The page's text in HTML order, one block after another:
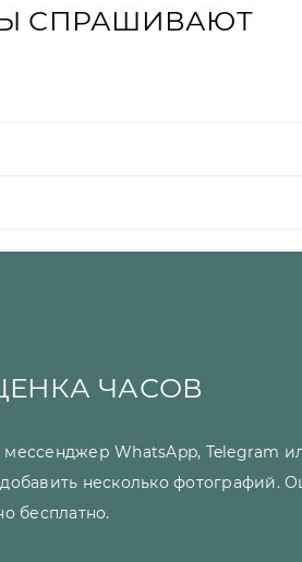
СПРАШИВАЮТ
ЧАСОВ
WhatsApp, Telegram
несколько фотографий.
бесплатно.